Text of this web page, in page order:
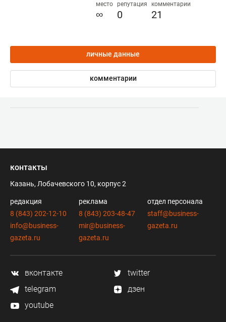
место
∞
репутация
0
комментарии
21
личные данные
комментарии
контакты
Казань, Лобачевского 10, корпус 2
редакция
8 (843) 202-12-10
info@business-
gazeta.ru
реклама
8 (843) 203-48-47
mir@business-
gazeta.ru
отдел персонала
staff@business-
gazeta.ru
вконтакте
twitter
telegram
дзен
youtube